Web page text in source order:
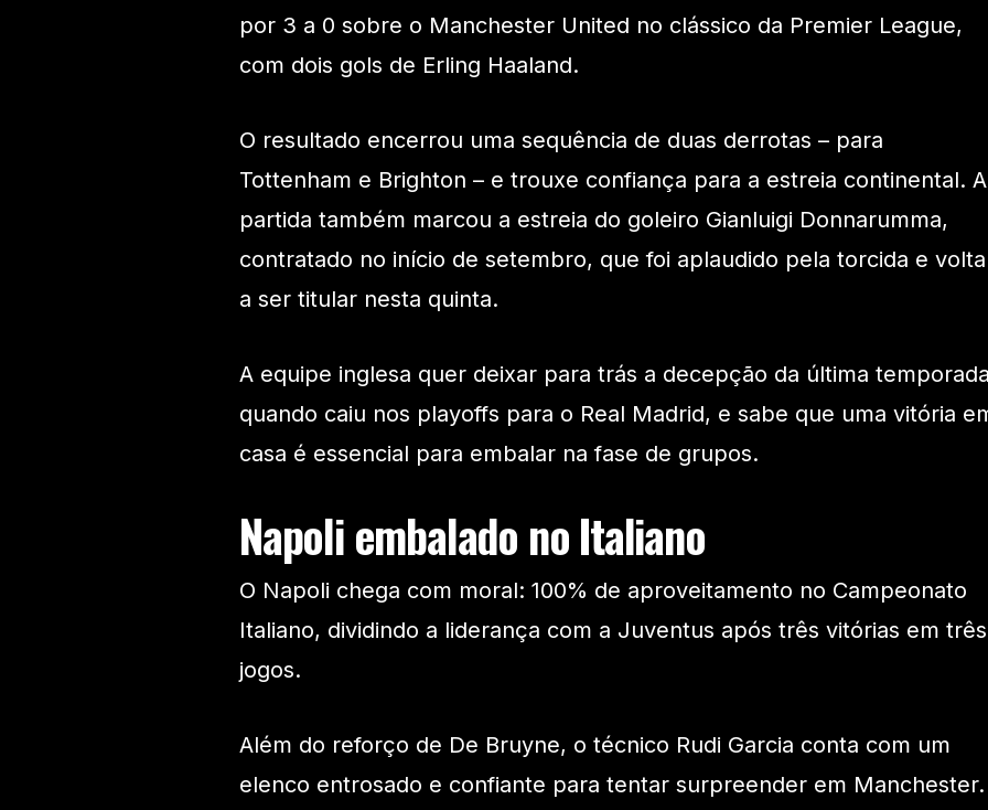
por 3 a 0 sobre o Manchester United no clássico da Premier League,
com dois gols de Erling Haaland.
O resultado encerrou uma sequência de duas derrotas – para
Tottenham e Brighton – e trouxe confiança para a estreia continental. A
partida também marcou a estreia do goleiro Gianluigi Donnarumma,
contratado no início de setembro, que foi aplaudido pela torcida e volta
a ser titular nesta quinta.
A equipe inglesa quer deixar para trás a decepção da última
quando caiu nos playoffs para o Real Madrid, e sabe que uma vitória
casa é essencial para embalar na fase de grupos.
Napoli embalado no Italiano
O Napoli chega com moral: 100% de aproveitamento no Campeonato
Italiano, dividindo a liderança com a Juventus após três vitórias em três
jogos.
Além do reforço de De Bruyne, o técnico Rudi Garcia conta com um
elenco entrosado e confiante para tentar surpreender em Manchester.